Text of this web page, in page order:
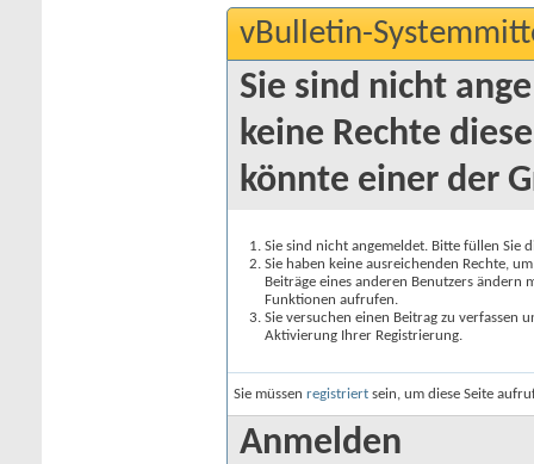
vBulletin-
Sie sind nicht
keine Rechte
könnte einer der
Sie sind nicht angemeldet. Bitte füllen Sie
Sie haben keine ausreichenden Rechte,
Beiträge eines anderen Benutzers
Funktionen aufrufen.
Sie versuchen einen Beitrag zu verfassen
Aktivierung Ihrer Registrierung.
Sie müssen registriert sein, um diese Seite
Anmelden